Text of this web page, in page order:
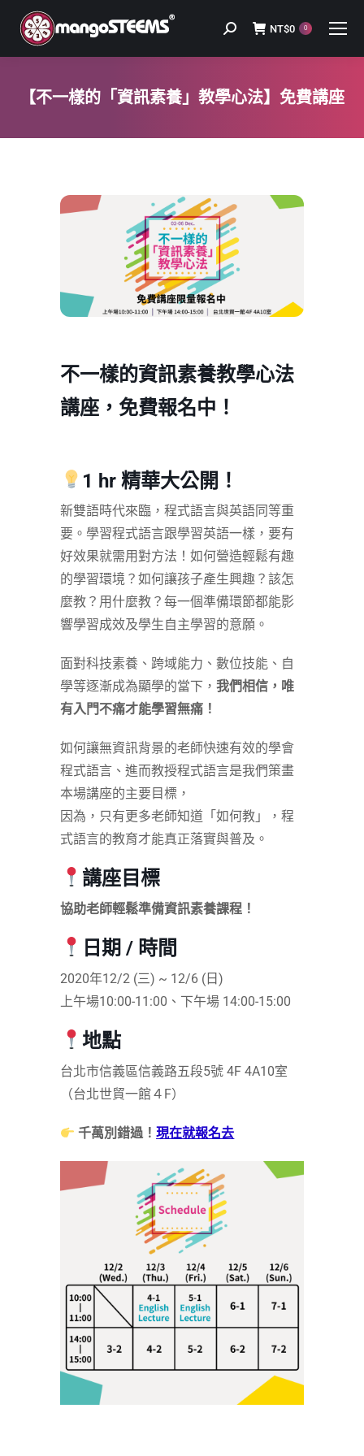
Search: NT$0 0
【不一樣的「資訊素養」教學心法】免費講座
不一樣的資訊素養教學心法
講座，免費報名中！
1 hr 精華大公開！
新雙語時代來臨，程式語言與英語同等重
要。學習程式語言跟學習英語一樣，要有
好效果就需用對方法！如何營造輕鬆有趣
的學習環境？如何讓孩子產生興趣？該怎
麼教？用什麼教？每一個準備環節都能影
響學習成效及學生自主學習的意願。
面對科技素養、跨域能力、數位技能、自
學等逐漸成為顯學的當下， 我們相信，唯
有入門不痛才能學習無痛！
如何讓無資訊背景的老師快速有效的學會
程式語言、進而教授程式語言是我們策畫
本場講座的主要目標，
因為，只有更多老師知道「如何教」，程
式語言的教育才能真正落實與普及。
講座目標
協助老師輕鬆準備資訊素養課程！
日期 / 時間
2020年12/2 (三) ~ 12/6 (日)
上午場10:00-11:00、下午場 14:00-15:00
地點
台北市信義區信義路五段5號 4F 4A10室
（台北世貿一館４F）
千萬別錯過！現在就報名去